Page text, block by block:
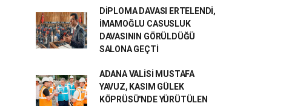
DİPLOMA DAVASI ERTELENDİ,
İMAMOĞLU CASUSLUK
DAVASININ GÖRÜLDÜĞÜ
SALONA GEÇTİ
ADANA VALİSİ MUSTAFA
YAVUZ, KASIM GÜLEK
KÖPRÜSÜ'NDE YÜRÜTÜLEN